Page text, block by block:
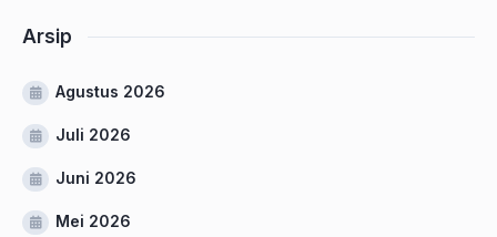
Arsip
Agustus 2026
Juli 2026
Juni 2026
Mei 2026